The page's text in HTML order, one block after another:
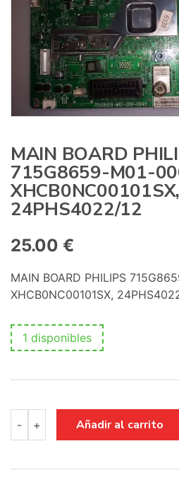
MAIN BOARD
715G8659-M01-
XHCB0NC00101SX,
24PHS4022/12
25.00 €
MAIN BOARD PHILIPS
XHCB0NC00101SX,
1 disponibles
-
BOARD
PHILIPS
M01-
+ Añadir al carrito